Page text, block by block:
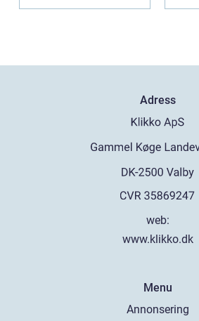
Adress
web:
www.klikko.dk
Menu
Annonsering